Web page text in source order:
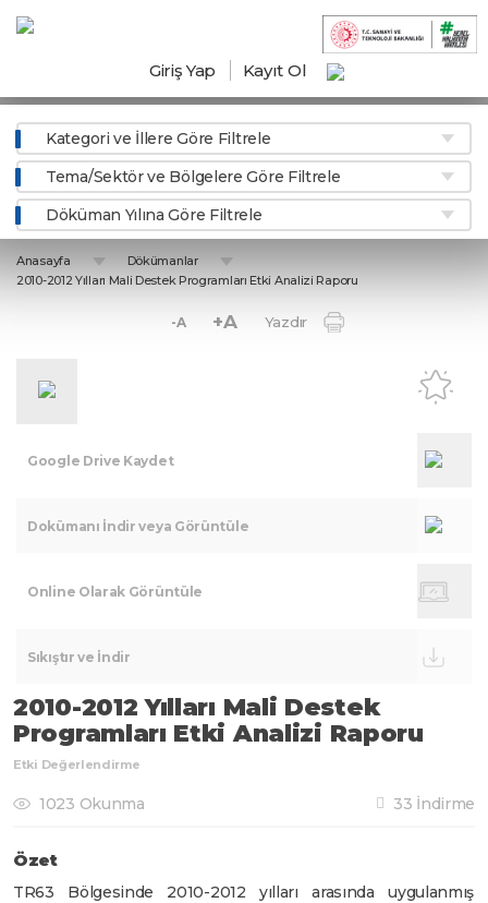
Giriş Yap Kayıt Ol
Kategori ve İllere Göre Filtrele
Tema/Sektör ve Bölgelere Göre Filtrele
Döküman Yılına Göre Filtrele
Anasayfa
Dökümanlar
2010-2012 Yılları Mali Destek Programları Etki Analizi Raporu
-A +A Yazdır
Google Drive Kaydet
Dokümanı İndir veya Görüntüle
Online Olarak Görüntüle
Sıkıştır ve İndir
2010-2012 Yılları Mali Destek
Programları Etki Analizi Raporu
Etki Değerlendirme
1023 Okunma 33 İndirme
Özet
TR63 Bölgesinde 2010-2012 yılları arasında uygulanmış